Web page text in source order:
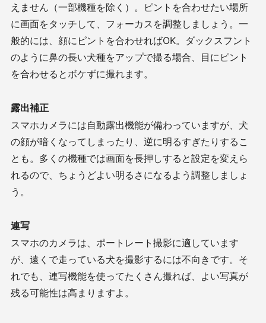
えません（一部機種を除く）。ピントを合わせたい場所
に画面をタッチして、フォーカスを調整しましょう。一
般的には、顔にピントを合わせればOK。ダックスフント
のように鼻の長い犬種をアップで撮る場合、目にピント
を合わせるとボケずに撮れます。
露出補正
スマホカメラには自動露出機能が備わっていますが、犬
の顔が暗くなってしまったり、逆に明るすぎたりするこ
とも。多くの機種では画面を長押しすると設定を変えら
れるので、ちょうどよい明るさになるよう調整しましょ
う。
連写
スマホのカメラは、ポートレート撮影に適しています
が、遠くで走っている犬を撮影するには不向きです。そ
れでも、連写機能を使ってたくさん撮れば、よい写真が
残る可能性は高まりますよ。